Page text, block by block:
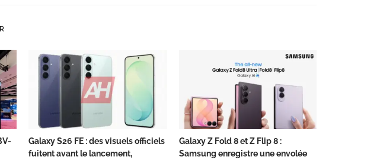
Galaxy S26 FE : des visuels officiels
fuitent avant le lancement,
Galaxy Z Fold 8 et Z Flip 8 :
Samsung enregistre une envolée